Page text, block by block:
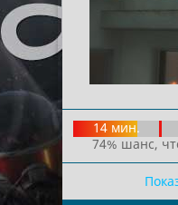
14 мин.
74% шанс,